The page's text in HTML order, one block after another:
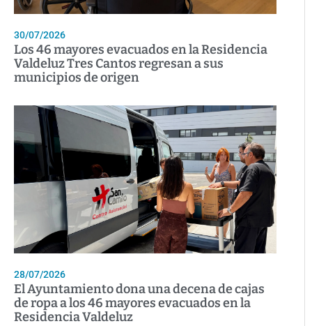
30/07/2026
Los 46 mayores evacuados en la Residencia
Valdeluz Tres Cantos regresan a sus
municipios de origen
28/07/2026
El Ayuntamiento dona una decena de cajas
de ropa a los 46 mayores evacuados en la
Residencia Valdeluz